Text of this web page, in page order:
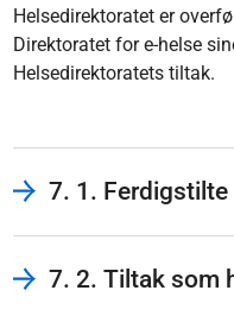
Helsedirektoratet er
Direktoratet for e-helse
Helsedirektoratets tiltak.
7. 1.
7. 2. Tiltak som